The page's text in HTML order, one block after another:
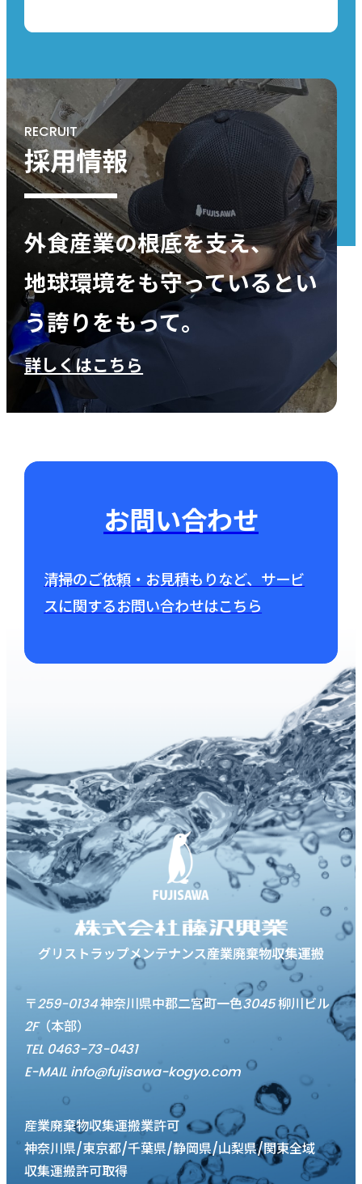
RECRUIT
採用情報
外食産業の根底を支え、
地球環境をも守っているとい
う誇りをもって。
詳しくはこちら
お問い合わせ
清掃のご依頼・お見積もりなど、サービ
スに関するお問い合わせはこちら
〒259-0134 神奈川県中郡二宮町一色3045 柳川ビル
2F（本部）
TEL 0463-73-0431
E-MAIL info@fujisawa-kogyo.com
産業廃棄物収集運搬業許可
神奈川県/東京都/千葉県/静岡県/山梨県/関東全域
収集運搬許可取得